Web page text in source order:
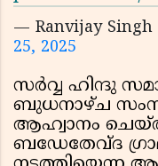
— Ranvijay Singh
25, 2025
സർവ്വ ഹിന്ദു
ബുധനാഴ്ച
ആഹ്വാനം
ബഡേതേവ്ദ